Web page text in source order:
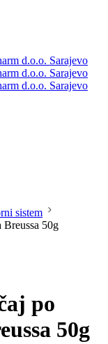
sistem
50g
po
50g